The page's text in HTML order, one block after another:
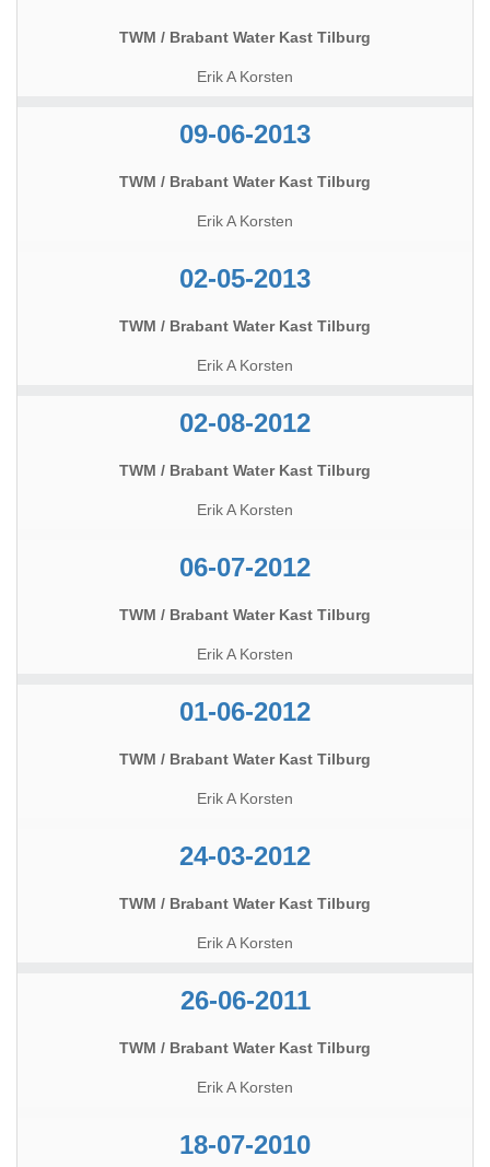
TWM / Brabant Water Kast Tilburg
Erik A Korsten
09-06-2013
TWM / Brabant Water Kast Tilburg
Erik A Korsten
02-05-2013
TWM / Brabant Water Kast Tilburg
Erik A Korsten
02-08-2012
TWM / Brabant Water Kast Tilburg
Erik A Korsten
06-07-2012
TWM / Brabant Water Kast Tilburg
Erik A Korsten
01-06-2012
TWM / Brabant Water Kast Tilburg
Erik A Korsten
24-03-2012
TWM / Brabant Water Kast Tilburg
Erik A Korsten
26-06-2011
TWM / Brabant Water Kast Tilburg
Erik A Korsten
18-07-2010